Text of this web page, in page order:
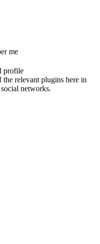
me
profile
the relevant plugins here in
networks.